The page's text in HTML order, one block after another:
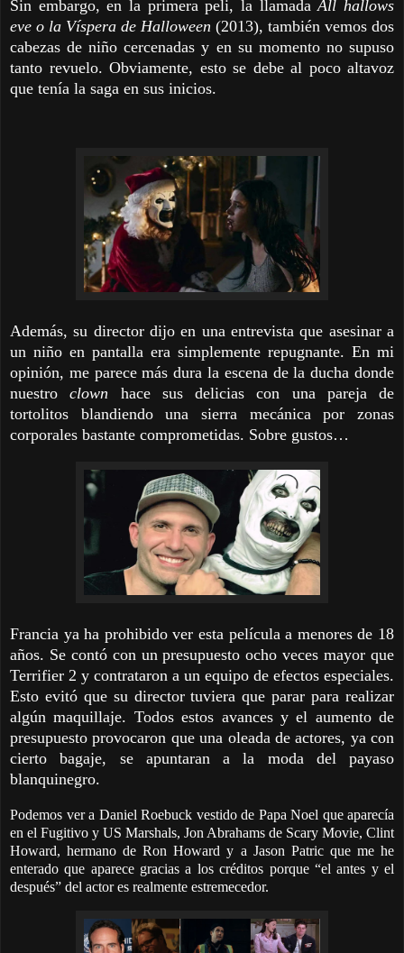
Sin embargo, en la primera peli, la llamadaAll hallows
eve o la Víspera de Halloween (2013), también vemos dos
cabezas de niño cercenadas y en su momento no supuso
tanto revuelo. Obviamente, esto se debe al poco altavoz
que tenía la saga en sus inicios.
Además, su director dijo en una entrevista que asesinar a
un niño en pantalla era simplemente repugnante. En mi
opinión, me parece más dura la escena de la ducha donde
nuestroclown hace sus delicias con una pareja de
tortolitos blandiendo una sierra mecánica por zonas
corporales bastante comprometidas. Sobre gustos…
Francia ya ha prohibido ver esta película a menores de 18
años. Se contó con un presupuesto ocho veces mayor que
Terrifier 2 y contrataron a un equipo de efectos especiales.
Esto evitó que su director tuviera que parar para realizar
algún maquillaje. Todos estos avances y el aumento de
presupuesto provocaron que una oleada de actores, ya con
cierto bagaje, se apuntaran a la moda del payaso
blanquinegro.
Podemos ver a Daniel Roebuck vestido de Papa Noel que aparecía
en el Fugitivo y US Marshals, Jon Abrahams de Scary Movie, Clint
Howard, hermano de Ron Howard y a Jason Patric que me he
enterado que aparece gracias a los créditos porque “el antes y el
después” del actor es realmente estremecedor.